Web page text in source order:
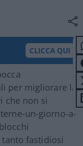
CLICCA QUI
per migliorare la
che non si
un-giorno-a-
fastidiosi